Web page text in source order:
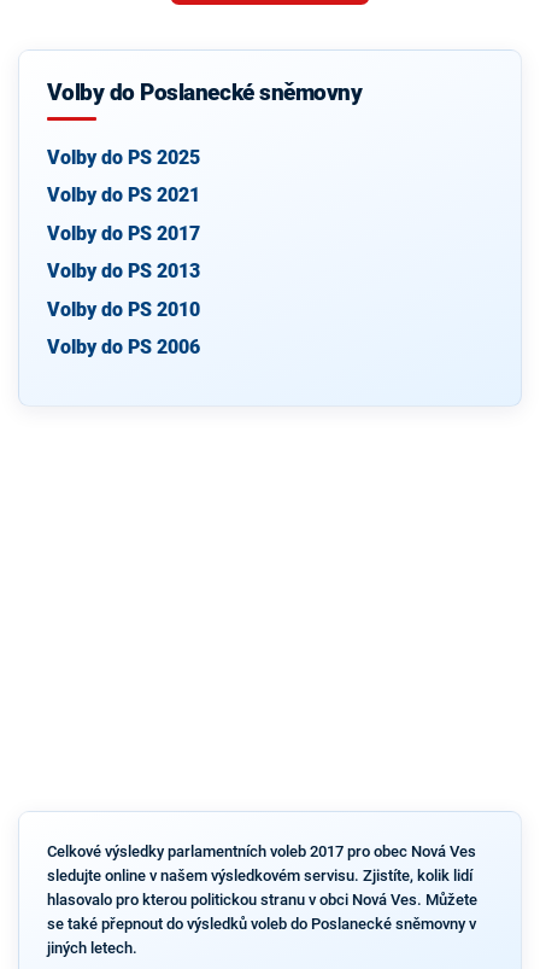
Volby do Poslanecké sněmovny
Volby do PS 2025
Volby do PS 2021
Volby do PS 2017
Volby do PS 2013
Volby do PS 2010
Volby do PS 2006
Celkové výsledky parlamentních voleb 2017 pro obec Nová Ves
sledujte online v našem výsledkovém servisu. Zjistíte, kolik lidí
hlasovalo pro kterou politickou stranu v obci Nová Ves. Můžete
se také přepnout do výsledků voleb do Poslanecké sněmovny v
jiných letech.